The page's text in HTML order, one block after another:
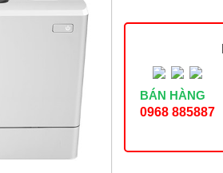
HP
lượng
BÁN HÀNG
0968 885887